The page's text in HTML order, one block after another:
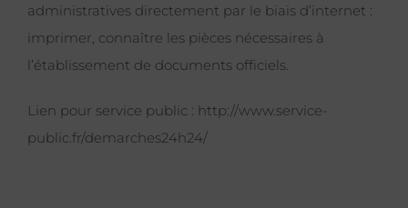
administratives directement par le biais d’internet :
imprimer, connaître les pièces nécessaires à
l’établissement de documents officiels.
Lien pour service public : http://www.service-
public.fr/demarches24h24/